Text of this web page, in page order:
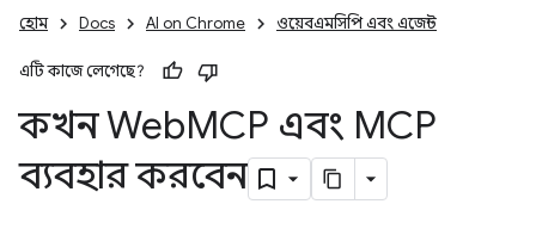
হোম Docs AI on Chrome ওয়েবএমসিপি এবং এজেন্ট
এটি কাজে লেগেছে?
কখন WebMCP এবং MCP
ব্যবহার করবেন